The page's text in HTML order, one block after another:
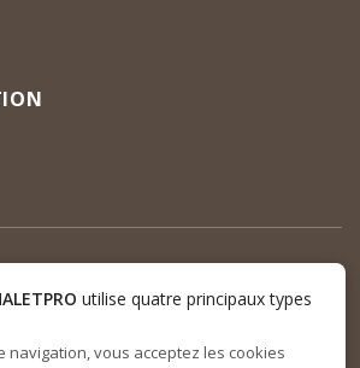
utilise quatre principaux types
navigation, vous acceptez les cookies